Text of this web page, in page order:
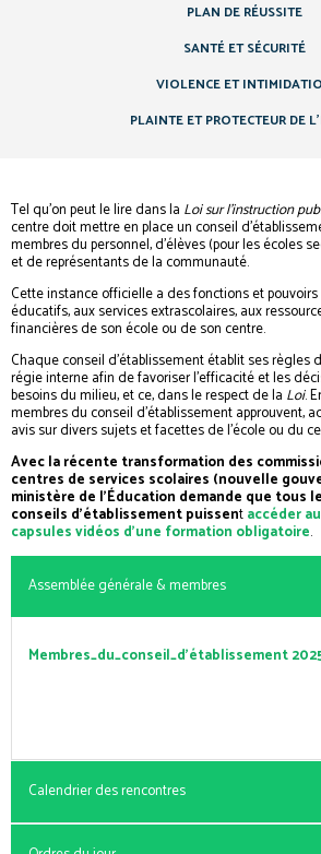
PLAN DE RÉUSSITE
SANTÉ ET SÉCURITÉ
VIOLENCE ET
PLAINTE ET PROTECTEUR DE
Tel qu’on peut le lire dans la Loi sur l’instruction
centre doit mettre en place un conseil
membres du personnel, d’élèves (pour les écoles
et de représentants de la communauté.
Cette instance officielle a des fonctions et
éducatifs, aux services extrascolaires, aux
financières de son école ou de son centre.
Chaque conseil d’établissement établit ses
régie interne afin de favoriser l’efficacité et les
besoins du milieu, et ce, dans le respect de la Loi.
membres du conseil d’établissement approuvent,
avis sur divers sujets et facettes de l’école ou du
Avec la récente transformation des
centres de services scolaires (nouvelle
ministère de l’Éducation demande que tous
conseils d’établissement puissentaccéder
capsules vidéos d’une formation obligatoire.
Assemblée générale & membres
Membres_du_conseil_d’établissement
Calendrier des rencontres